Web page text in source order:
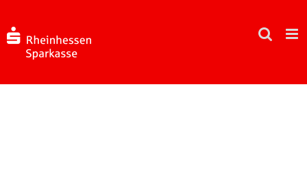
springen